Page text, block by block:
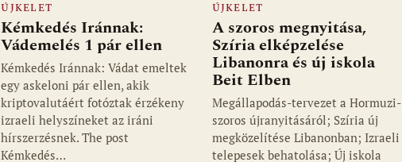
ÚJKELET
Kémkedés Iránnak:
Vádemelés 1 pár ellen
Kémkedés Iránnak: Vádat emeltek
egy askeloni pár ellen, akik
kriptovalutáért fotóztak érzékeny
izraeli helyszíneket az iráni
hírszerzésnek. The post
Kémkedés…
ÚJKELET
A szoros megnyitása,
Szíria elképzelése
Libanonra és új iskola
Beit Elben
Megállapodás-tervezet a Hormuzi-
szoros újranyitásáról; Szíria új
megközelítése Libanonban; Izraeli
telepesek behatolása; Új iskola